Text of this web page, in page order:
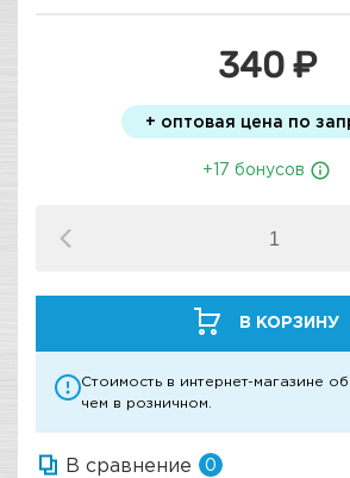
340 ₽
+ оптовая цена по
+17 бонусов
В КОРЗИНУ
Стоимость в интернет-магазине
чем в розничном.
В сравнение 0